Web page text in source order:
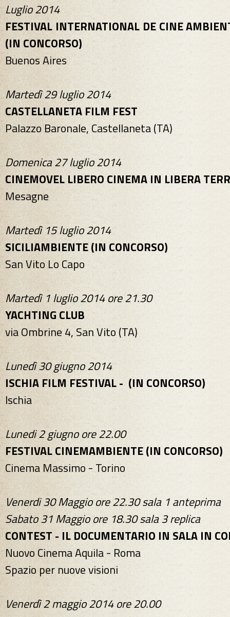
Luglio 2014
FESTIVAL INTERNATIONAL DE CINE
(IN CONCORSO)
Buenos Aires
Martedì 29 luglio 2014
CASTELLANETA FILM FEST
Palazzo Baronale, Castellaneta (TA)
Domenica 27 luglio 2014
CINEMOVEL LIBERO CINEMA IN LIBERA
Mesagne
Martedì 15 luglio 2014
SICILIAMBIENTE (IN CONCORSO)
San Vito Lo Capo
Martedì 1 luglio 2014 ore 21.30
YACHTING CLUB
via Ombrine 4, San Vito (TA)
Lunedì 30 giugno 2014
ISCHIA FILM FESTIVAL - (IN CONCORSO)
Ischia
Lunedi 2 giugno ore 22.00
FESTIVAL CINEMAMBIENTE (IN CONCORSO)
Cinema Massimo - Torino
Venerdi 30 Maggio ore 22.30 sala 1 anteprima
Sabato 31 Maggio ore 18.30 sala 3 replica
CONTEST - IL DOCUMENTARIO IN SALA IN
Nuovo Cinema Aquila - Roma
Spazio per nuove visioni
Venerdì 2 maggio 2014 ore 20.00